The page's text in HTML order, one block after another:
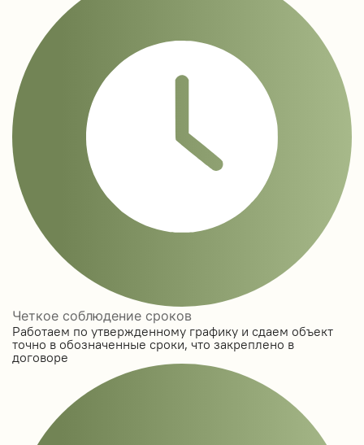
Четкое соблюдение сроков
Работаем по утвержденному графику и сдаем объект
точно в обозначенные сроки, что закреплено в
договоре